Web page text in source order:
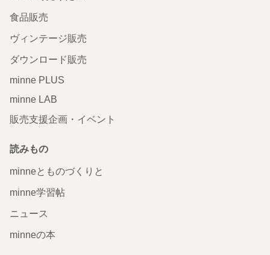
食品販売
ヴィンテージ販売
ダウンロード販売
minne PLUS
minne LAB
販売支援企画・イベント
読みもの
minneとものづくりと
minne学習帖
ニュース
minneの本